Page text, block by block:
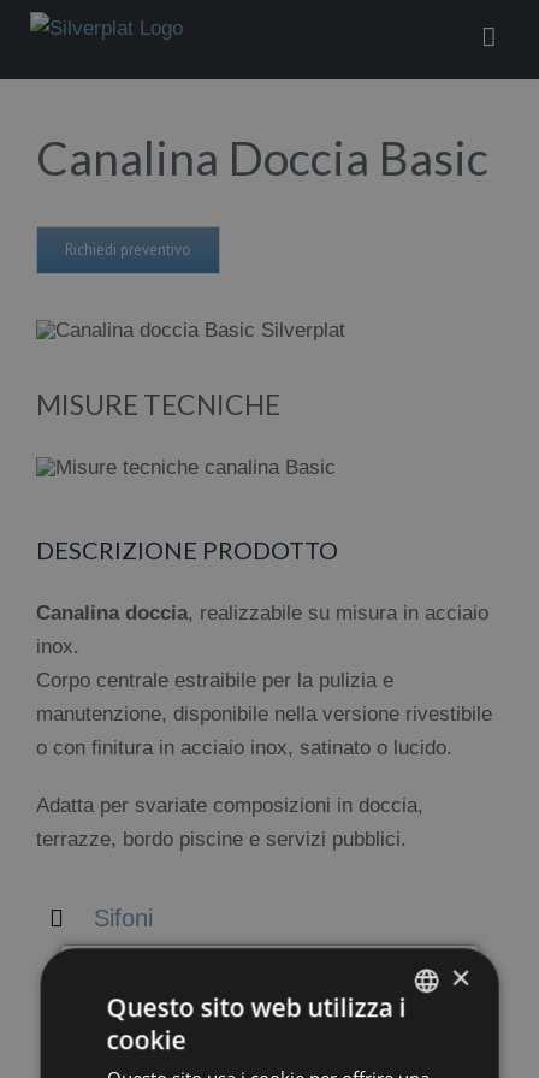
×
Salta
contenuto
Canalina Doccia Basic
Richiedi preventivo
MISURE TECNICHE
DESCRIZIONE PRODOTTO
Canalina doccia, realizzabile su misura in acciaio
inox.
Corpo centrale estraibile per la pulizia e
manutenzione, disponibile nella versione rivestibile
o con finitura in acciaio inox, satinato o lucido.
Adatta per svariate composizioni in doccia,
terrazze, bordo piscine e servizi pubblici.
Sifoni
×
Questo sito web utilizza i
cookie